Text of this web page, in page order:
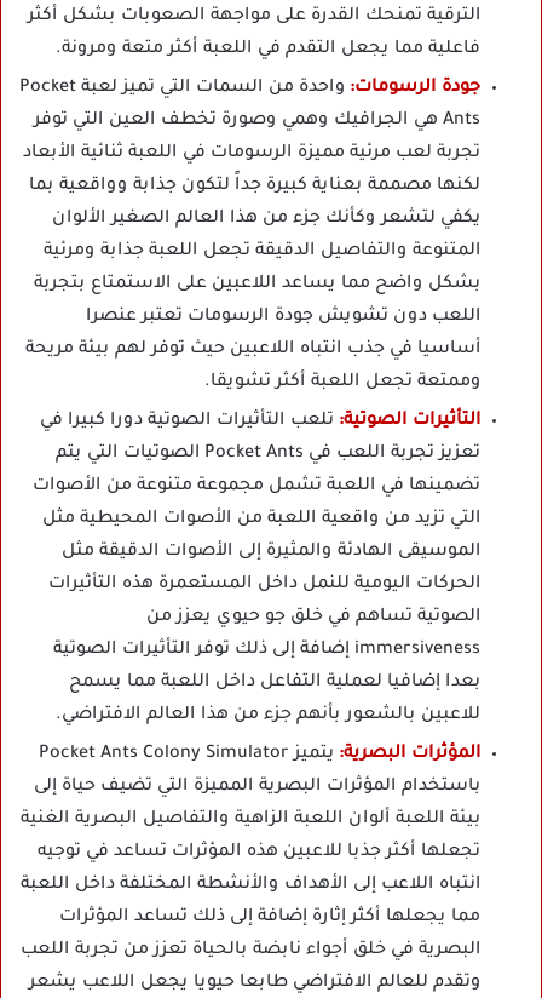
الترقية تمنحك القدرة على مواجهة الصعوبات بشكل أكثر
فاعلية مما يجعل التقدم في اللعبة أكثر متعة ومرونة.
جودة الرسومات:
واحدة من السمات التي تميز لعبة Pocket
Ants هي الجرافيك وهمي وصورة تخطف العين التي توفر
تجربة لعب مرئية مميزة الرسومات في اللعبة ثنائية الأبعاد
لكنها مصممة بعناية كبيرة جداً لتكون جذابة وواقعية بما
يكفي لتشعر وكأنك جزء من هذا العالم الصغير الألوان
المتنوعة والتفاصيل الدقيقة تجعل اللعبة جذابة ومرئية
بشكل واضح مما يساعد اللاعبين على الاستمتاع بتجربة
اللعب دون تشويش جودة الرسومات تعتبر عنصرا
أساسيا في جذب انتباه اللاعبين حيث توفر لهم بيئة مريحة
وممتعة تجعل اللعبة أكثر تشويقا.
التأثيرات الصوتية: تلعب التأثيرات الصوتية دورا كبيرا في
تعزيز تجربة اللعب في Pocket Ants الصوتيات التي يتم
تضمينها في اللعبة تشمل مجموعة متنوعة من الأصوات
التي تزيد من واقعية اللعبة من الأصوات المحيطية مثل
الموسيقى الهادئة والمثيرة إلى الأصوات الدقيقة مثل
الحركات اليومية للنمل داخل المستعمرة هذه التأثيرات
الصوتية تساهم في خلق جو حيوي يعزز من
immersiveness إضافة إلى ذلك توفر التأثيرات الصوتية
بعدا إضافيا لعملية التفاعل داخل اللعبة مما يسمح
للاعبين بالشعور بأنهم جزء من هذا العالم الافتراضي.
المؤثرات البصرية:
يتميز Pocket Ants Colony Simulator
باستخدام المؤثرات البصرية المميزة التي تضيف حياة إلى
بيئة اللعبة ألوان اللعبة الزاهية والتفاصيل البصرية الغنية
تجعلها أكثر جذبا للاعبين هذه المؤثرات تساعد في توجيه
انتباه اللاعب إلى الأهداف والأنشطة المختلفة داخل اللعبة
مما يجعلها أكثر إثارة إضافة إلى ذلك تساعد المؤثرات
البصرية في خلق أجواء نابضة بالحياة تعزز من تجربة اللعب
وتقدم للعالم الافتراضي طابعا حيويا يجعل اللاعب يشعر